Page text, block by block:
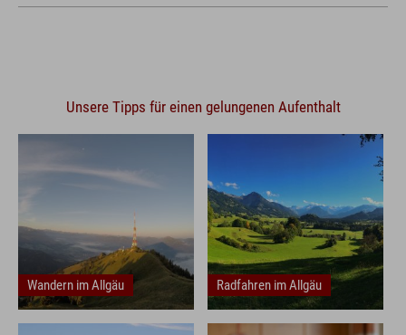
Frühstück
Unsere Tipps für einen gelungenen Aufenthalt
Wandern im Allgäu Radfahren im Allgäu